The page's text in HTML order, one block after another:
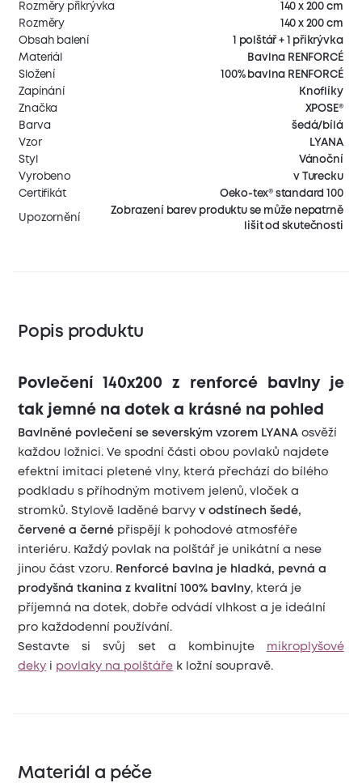
Rozměry přikrývka
140 x 200 cm
Rozměry
140 x 200 cm
Obsah balení
1 polštář + 1 přikrývka
Materiál
Bavlna RENFORCÉ
Složení
100% bavlna RENFORCÉ
Zapínání
Knoflíky
Značka
XPOSE®
Barva
šedá/bílá
Vzor
LYANA
Styl
Vánoční
Vyrobeno
v Turecku
Certifikát
Oeko-tex® standard 100
Upozornění
Zobrazení barev produktu se může nepatrně
lišit od skutečnosti
Popis produktu
Povlečení 140x200 z renforcé bavlny je
tak jemné na dotek a krásné na pohled
Bavlněné povlečení se severským vzorem LYANA osvěží
každou ložnici. Ve spodní části obou povlaků najdete
efektní imitaci pletené vlny, která přechází do bílého
podkladu s příhodným motivem jelenů, vloček a
stromků. Stylově laděné barvyv odstínech šedé,
červené a černé přispějí k pohodové atmosféře
interiéru. Každý povlak na polštář je unikátní a nese
jinou část vzoru. Renforcé bavlna je hladká, pevná a
prodyšná tkanina z kvalitní 100% bavlny, která je
příjemná na dotek, dobře odvádí vlhkost a je ideální
pro každodenní používání.
Sestavte si svůj set a kombinujte
mikroplyšové
deky
povlaky na polštáře k ložní soupravě.
Materiál a péče